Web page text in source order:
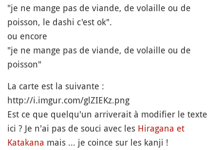
"je ne mange pas de viande, de volaille ou de
poisson, le dashi c'est ok".
ou encore
"je ne mange pas de viande, de volaille ou de
poisson"
La carte est la suivante :
http://i.imgur.com/glZIEKz.png
Est ce que quelqu'un arriverait à modifier le texte
ici ? Je n'ai pas de souci avec les Hiragana et
Katakana mais ... je coince sur les kanji !